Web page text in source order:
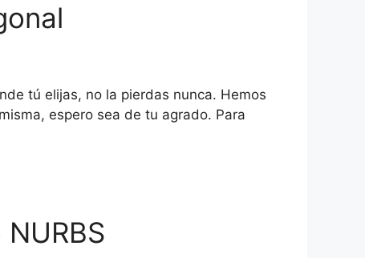
tú elijas, no la pierdas nunca. Hemos
espero sea de tu agrado. Para